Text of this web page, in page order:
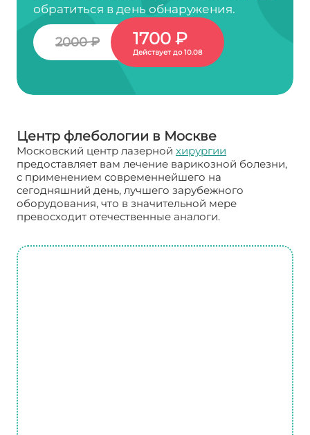
обратиться в день обнаружения.
2000 ₽ 1700 ₽
Действует до 10.08
Центр флебологии в Москве
Московский центр лазерной хирургии
предоставляет вам лечение варикозной болезни,
с применением современнейшего на
сегодняшний день, лучшего зарубежного
оборудования, что в значительной мере
превосходит отечественные аналоги.